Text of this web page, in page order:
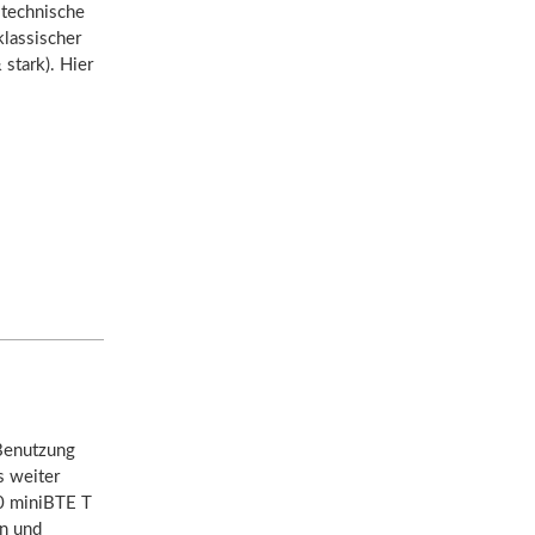
stark). Hier
weiter
T
und